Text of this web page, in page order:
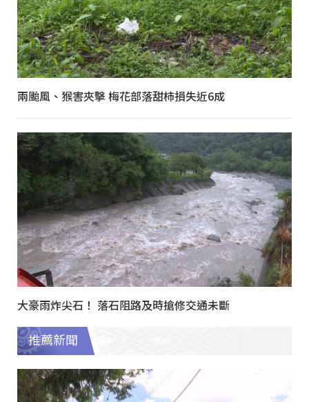
兩颱風、猴害夾擊 梅花部落甜柿損失近6成
大豪雨炸尖石！ 落石阻路及時搶修交通未斷
推薦新聞